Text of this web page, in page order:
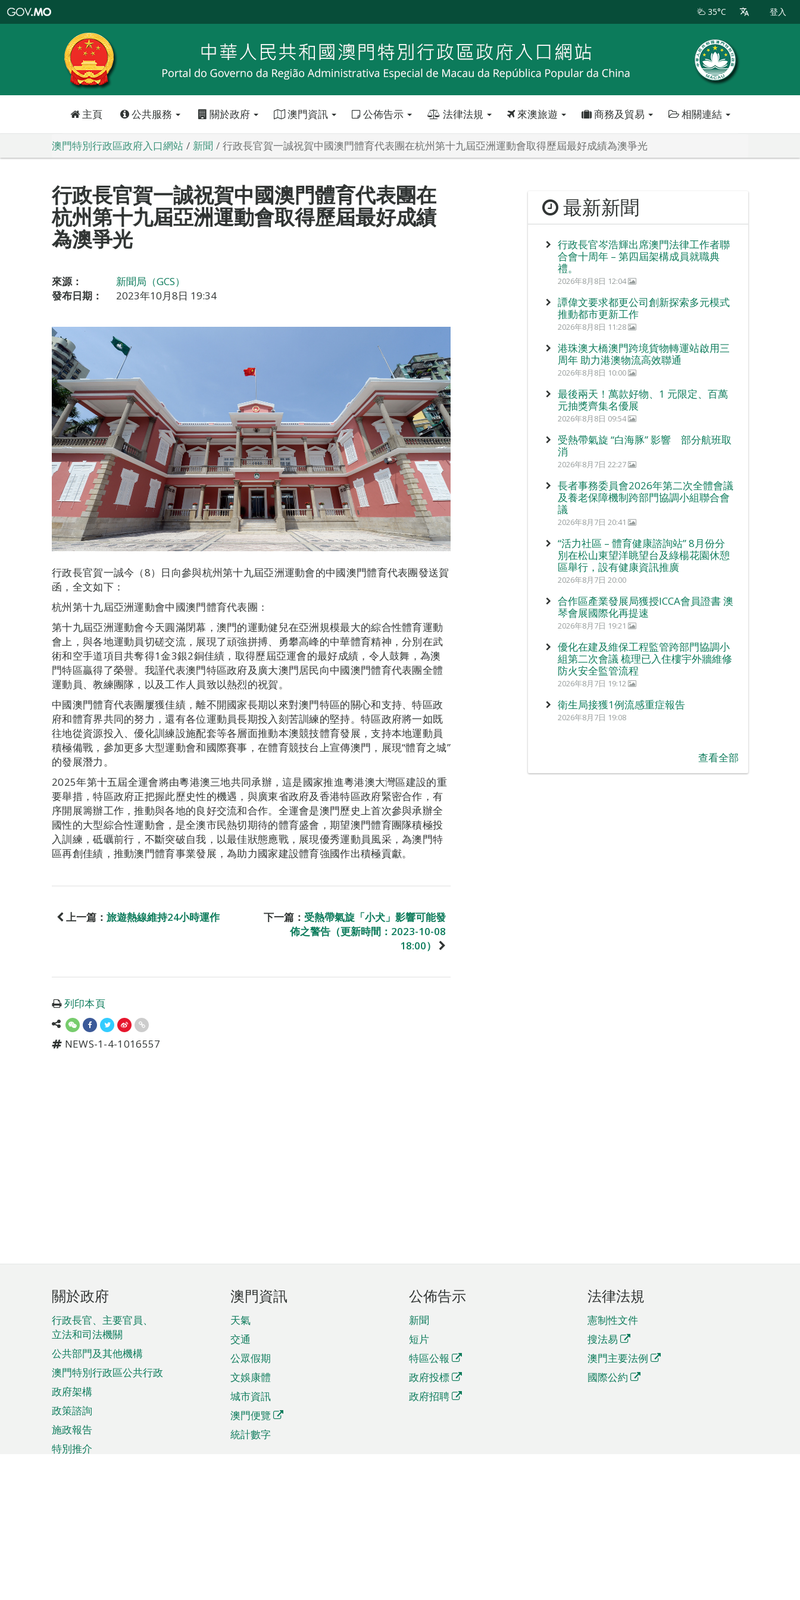
特
政
區
政
口
35°C 登入
主頁 公共服務 關於政府 澳門資訊 公佈告示 法律法規 來澳旅遊 商務及貿易 相關連結
澳門特別行政區政府入口網站 新聞 行政長官賀一誠祝賀中國澳門體育代表團在杭州第十九屆亞洲運動會取得歷屆最好成績為澳爭光
行政長官賀一誠祝賀中國澳門體育代表團在
杭州第十九屆亞洲運動會取得歷屆最好成績
為澳爭光
來源：
新聞局（GCS）
發布日期：
2023年10月8日 19:34
行政長官賀一誠今（8）日向參與杭州第十九屆亞洲運動會的中國澳門體育代表團發送賀
函，全文如下：
杭州第十九屆亞洲運動會中國澳門體育代表團：
第十九屆亞洲運動會今天圓滿閉幕，澳門的運動健兒在亞洲規模最大的綜合性體育運動
會上，與各地運動員切磋交流，展現了頑強拼搏、勇攀高峰的中華體育精神，分別在武
術和空手道項目共奪得1金3銀2銅佳績，取得歷屆亞運會的最好成績，令人鼓舞，為澳
門特區贏得了榮譽。我謹代表澳門特區政府及廣大澳門居民向中國澳門體育代表團全體
運動員、教練團隊，以及工作人員致以熱烈的祝賀。
中國澳門體育代表團屢獲佳績，離不開國家長期以來對澳門特區的關心和支持、特區政
府和體育界共同的努力，還有各位運動員長期投入刻苦訓練的堅持。特區政府將一如既
往地從資源投入、優化訓練設施配套等各層面推動本澳競技體育發展，支持本地運動員
積極備戰，參加更多大型運動會和國際賽事，在體育競技台上宣傳澳門，展現“體育之城”
的發展潛力。
2025年第十五屆全運會將由粵港澳三地共同承辦，這是國家推進粵港澳大灣區建設的重
要舉措，特區政府正把握此歷史性的機遇，與廣東省政府及香港特區政府緊密合作，有
序開展籌辦工作，推動與各地的良好交流和合作。全運會是澳門歷史上首次參與承辦全
國性的大型綜合性運動會，是全澳市民熱切期待的體育盛會，期望澳門體育團隊積極投
入訓練，砥礪前行，不斷突破自我，以最佳狀態應戰，展現優秀運動員風采，為澳門特
區再創佳績，推動澳門體育事業發展，為助力國家建設體育強國作出積極貢獻。
上一篇： 旅遊熱線維持24小時運作 下一篇： 受熱帶氣旋「小犬」影響可能發
佈之警告（更新時間：2023-10-08
18:00）
列印本頁
NEWS-1-4-1016557
最新新聞
行政長官岑浩輝出席澳門法律工作者聯
合會十周年 – 第四屆架構成員就職典
禮。
2026年8月8日 12:04
譚偉文要求都更公司創新探索多元模式
推動都市更新工作
2026年8月8日 11:28
港珠澳大橋澳門跨境貨物轉運站啟用三
周年 助力港澳物流高效聯通
2026年8月8日 10:00
最後兩天！萬款好物、1 元限定、百萬
元抽獎齊集名優展
2026年8月8日 09:54
受熱帶氣旋 “白海豚” 影響 部分航班取
消
2026年8月7日 22:27
長者事務委員會2026年第二次全體會議
及養老保障機制跨部門協調小組聯合會
議
2026年8月7日 20:41
“活力社區 – 體育健康諮詢站” 8月份分
別在松山東望洋眺望台及綠楊花園休憩
區舉行，設有健康資訊推廣
2026年8月7日 20:00
合作區產業發展局獲授ICCA會員證書 澳
琴會展國際化再提速
2026年8月7日 19:21
優化在建及維保工程監管跨部門協調小
組第二次會議 梳理已入住樓宇外牆維修
防火安全監管流程
2026年8月7日 19:12
衛生局接獲1例流感重症報告
2026年8月7日 19:08
查看全部
頁
腳
菜
單
關於政府
行政長官、主要官員、
立法和司法機關
公共部門及其他機構
澳門特別行政區公共行政
政府架構
政策諮詢
施政報告
特別推介
澳門資訊
天氣
交通
公眾假期
文娛康體
城市資訊
澳門便覽
統計數字
公佈告示
新聞
短片
特區公報
政府投標
政府招聘
法律法規
憲制性文件
搜法易
澳門主要法例
國際公約